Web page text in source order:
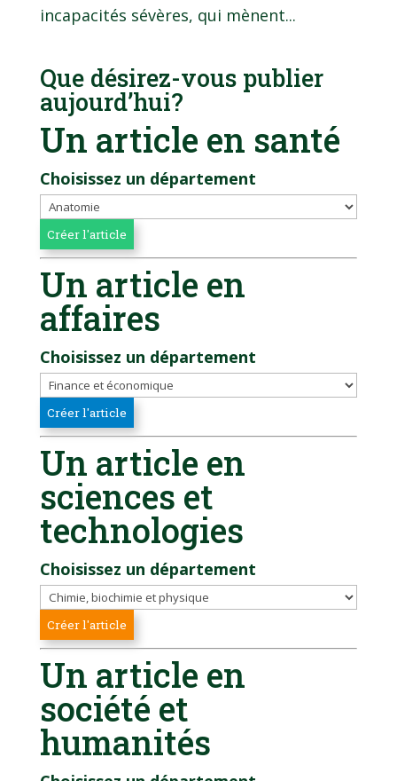
incapacités sévères, qui mènent...
Que désirez-vous publier
aujourd’hui?
Un article en santé
Choisissez un département
Un article en
affaires
Choisissez un département
Un article en
sciences et
technologies
Choisissez un département
Un article en
société et
humanités